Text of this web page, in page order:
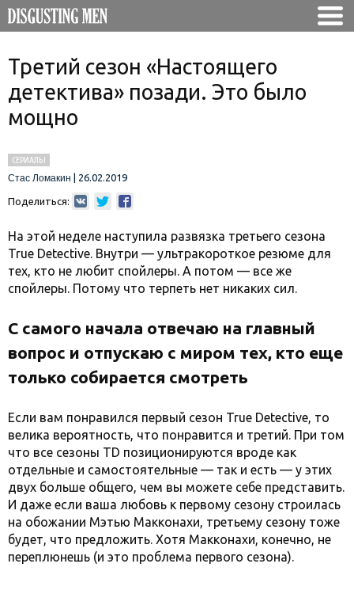
Третий сезон «Настоящего
детектива» позади. Это было
мощно
СЕРИАЛЫ
Стас Ломакин
26.02.2019
Поделиться:
На этой неделе наступила развязка третьего сезона
True Detective. Внутри — ультракороткое резюме для
тех, кто не любит спойлеры. А потом — все же
спойлеры. Потому что терпеть нет никаких сил.
С самого начала отвечаю на главный
вопрос и отпускаю с миром тех, кто еще
только собирается смотреть
Если вам понравился первый сезон True Detective, то
велика вероятность, что понравится и третий. При том
что все сезоны TD позиционируются вроде как
отдельные и самостоятельные — так и есть — у этих
двух больше общего, чем вы можете себе представить.
И даже если ваша любовь к первому сезону строилась
на обожании Мэтью Макконахи, третьему сезону тоже
будет, что предложить. Хотя Макконахи, конечно, не
переплюнешь (и это проблема первого сезона).